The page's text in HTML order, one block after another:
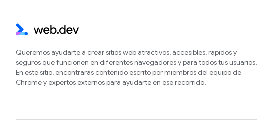
Queremos ayudarte a crear sitios web atractivos, accesibles, rápidos y
seguros que funcionen en diferentes navegadores y para todos tus usuarios.
En este sitio, encontrarás contenido escrito por miembros del equipo de
Chrome y expertos externos para ayudarte en ese recorrido.